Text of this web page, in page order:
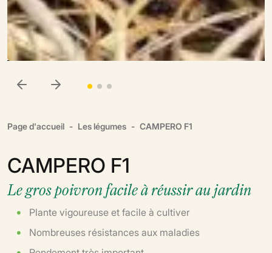
Page d'accueil Les légumes CAMPERO F1
CAMPERO F1
Le gros poivron facile à réussir au jardin
Plante vigoureuse et facile à cultiver
Nombreuses résistances aux maladies